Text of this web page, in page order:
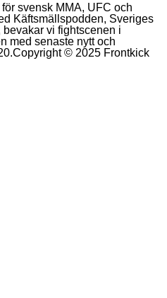
svensk MMA, UFC och
Käftsmällspodden, Sveriges
vi fightscenen i
med senaste nytt och
© 2025 Frontkick